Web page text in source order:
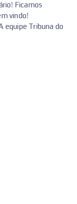
Ficamos
vindo!
equipe Tribuna do